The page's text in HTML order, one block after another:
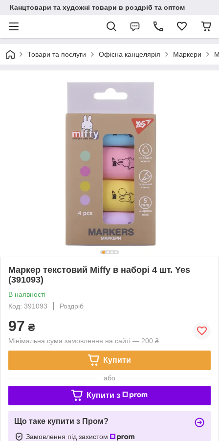
Канцтовари та художні товари в роздріб та оптом
Товари та послуги Офісна канцелярія Маркери
Маркер текстовий Miffy в наборі 4 шт. Yes
(391093)
В наявності
Код: 391093
Роздріб
97 ₴
Мінімальна сума замовлення на сайті — 200 ₴
Купити
або
Купити з
Що таке купити з Пром?
Замовлення під захистом